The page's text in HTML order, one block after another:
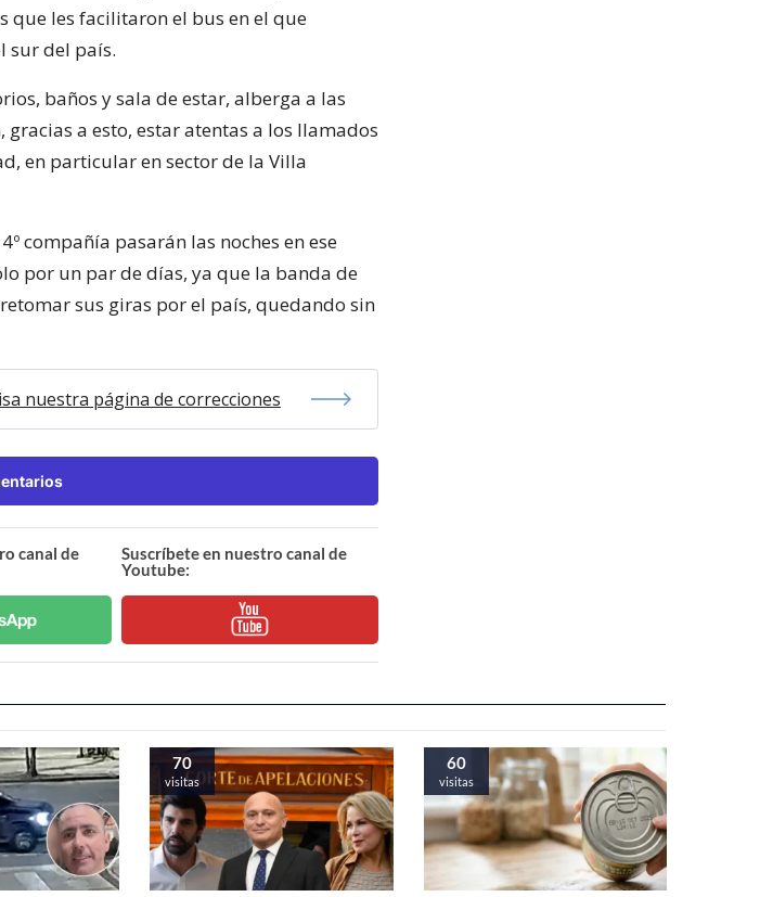
que les facilitaron el bus en el que
sur del país.
baños y sala de estar, alberga a las
a esto, estar atentas a los llamados
en particular en sector de la Villa
compañía pasarán las noches en ese
por un par de días, ya que la banda de
sus giras por el país, quedando sin
nuestra página de correcciones
canal de
Suscríbete en nuestro canal de
Youtube:
70
visitas
60
visitas